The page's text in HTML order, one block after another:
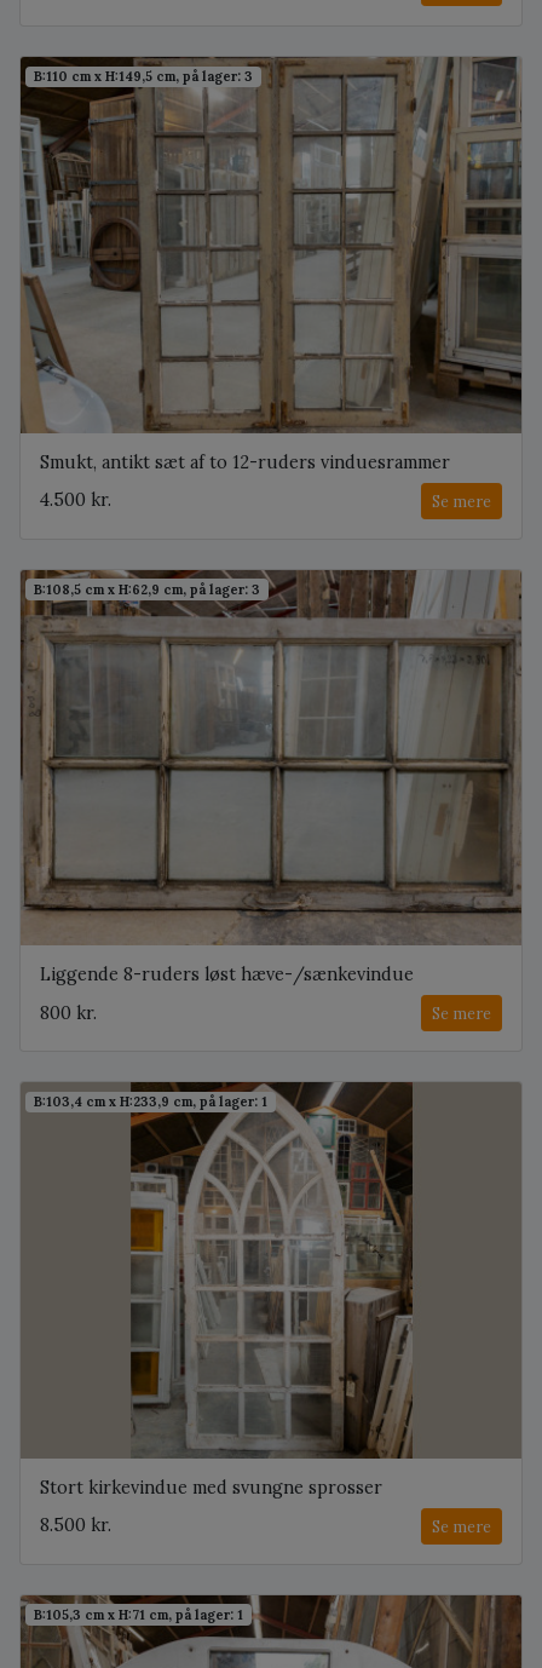
B:110 cm x H:149,5 cm, på lager: 3
Smukt, antikt sæt af to 12-ruders vinduesrammer
4.500 kr.
Se mere
B:108,5 cm x H:62,9 cm, på lager: 3
Liggende 8-ruders løst hæve-/sænkevindue
800 kr.
Se mere
B:103,4 cm x H:233,9 cm, på lager: 1
Stort kirkevindue med svungne sprosser
8.500 kr.
Se mere
B:105,3 cm x H:71 cm, på lager: 1